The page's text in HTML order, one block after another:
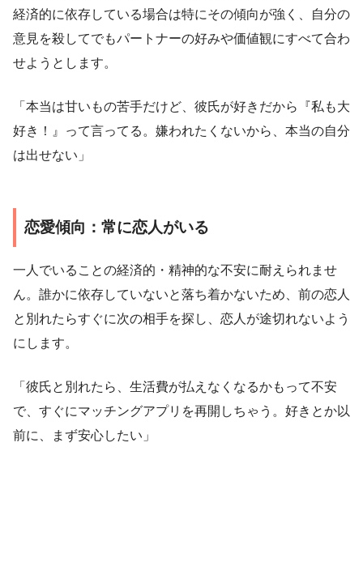
経済的に依存している場合は特にその傾向が強く、自分の
意見を殺してでもパートナーの好みや価値観にすべて合わ
せようとします。
「本当は甘いもの苦手だけど、彼氏が好きだから『私も大
好き！』って言ってる。嫌われたくないから、本当の自分
は出せない」
恋愛傾向：常に恋人がいる
一人でいることの経済的・精神的な不安に耐えられませ
ん。誰かに依存していないと落ち着かないため、前の恋人
と別れたらすぐに次の相手を探し、恋人が途切れないよう
にします。
「彼氏と別れたら、生活費が払えなくなるかもって不安
で、すぐにマッチングアプリを再開しちゃう。好きとか以
前に、まず安心したい」